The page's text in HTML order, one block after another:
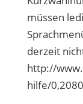
müssen
derzeit
http://
hilfe/